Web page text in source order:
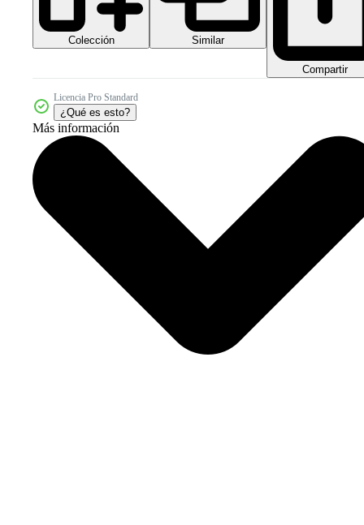
Colección Similar
Compartir
Licencia Pro Standard
¿Qué es esto?
Más información